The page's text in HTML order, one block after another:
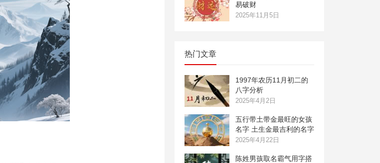
易破财
2025年11月5日
热门文章
1997年农历11月初二的
八字分析
2025年4月2日
五行带土带金最旺的女孩
名字 土生金最吉利的名字
2025年4月22日
陈姓男孩取名霸气用字搭